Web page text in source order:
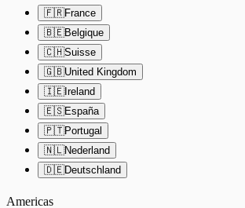
🇫🇷France
🇧🇪Belgique
🇨🇭Suisse
🇬🇧United Kingdom
🇮🇪Ireland
🇪🇸España
🇵🇹Portugal
🇳🇱Nederland
🇩🇪Deutschland
Americas